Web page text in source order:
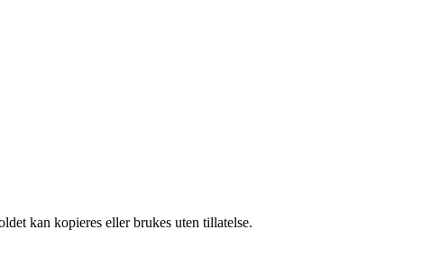
kan kopieres eller brukes uten tillatelse.